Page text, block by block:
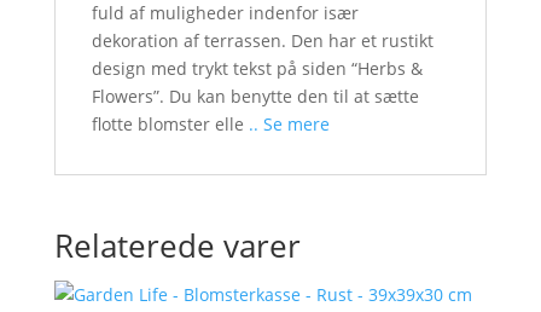
fuld af muligheder indenfor især
dekoration af terrassen. Den har et rustikt
design med trykt tekst på siden “Herbs &
Flowers”. Du kan benytte den til at sætte
flotte blomster elle .. Se mere
Relaterede varer